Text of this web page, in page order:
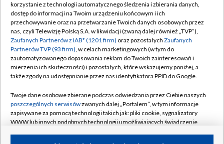
TVP
Abonament TVP
Emisja w TVP
Centrum informacji TVP
Naziemna Telewizja Cyfrowa
Rada Programowa
System NOS
Informacje o nadawcy
Regulamin TVP
Polityka prywatności
Moje zgody
Pomoc
Kontakt
Kanały
korzystanie z technologii automatycznego śledzenia i zbierania danych,
dostęp do informacji na Twoim urządzeniu końcowym i ich
przechowywanie oraz na przetwarzanie Twoich danych osobowych przez
nas, czyli Telewizję Polską S.A. w likwidacji (zwaną dalej również „TVP”),
Zaufanych Partnerów z IAB* (1201 firm) oraz pozostałych Zaufanych
Partnerów TVP (93 firm), w celach marketingowych (w tym do
zautomatyzowanego dopasowania reklam do Twoich zainteresowań i
mierzenia ich skuteczności) i pozostałych, które wskazujemy poniżej, a
także zgody na udostępnianie przez nas identyfikatora PPID do Google.
Twoje dane osobowe zbierane podczas odwiedzania przez Ciebie naszych
poszczególnych serwisówzwanych dalej „Portalem”, w tym informacje
zapisywane za pomocą technologii takich jak: pliki cookie, sygnalizatory
WWW lub innych podobnych technologii umożliwiających świadczenie